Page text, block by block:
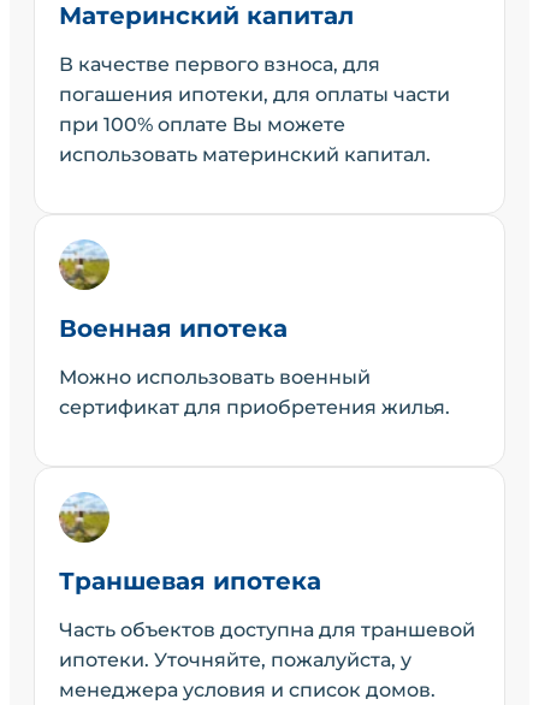
Материнский капитал
В качестве первого взноса, для
погашения ипотеки, для оплаты части
при 100% оплате Вы можете
использовать материнский капитал.
Военная ипотека
Можно использовать военный
сертификат для приобретения жилья.
Траншевая ипотека
Часть объектов доступна для траншевой
ипотеки. Уточняйте, пожалуйста, у
менеджера условия и список домов.